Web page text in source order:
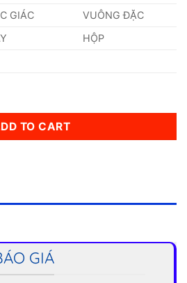
GIÁC
VUÔNG ĐẶC
HỘP
TO CART
GIÁ